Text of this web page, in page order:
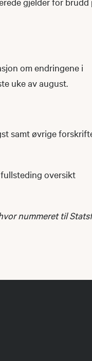
om endringene i
uke av august.
samt øvrige
oversikt
nummeret til